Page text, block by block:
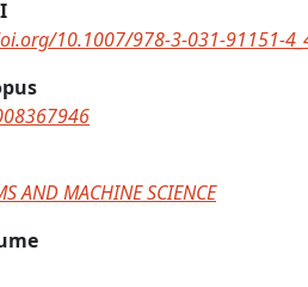
10.1007/978-3-031-91151-
AND MACHINE SCIENCE